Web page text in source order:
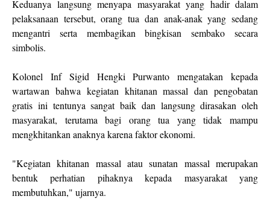
Keduanya langsung menyapa masyarakat yang hadir dalam
pelaksanaan tersebut, orang tua dan anak-anak yang sedang
mengantri serta membagikan bingkisan sembako secara
simbolis.
Kolonel Inf Sigid Hengki Purwanto mengatakan kepada
wartawan bahwa kegiatan khitanan massal dan pengobatan
gratis ini tentunya sangat baik dan langsung dirasakan oleh
masyarakat, terutama bagi orang tua yang tidak mampu
mengkhitankan anaknya karena faktor ekonomi.
"Kegiatan khitanan massal atau sunatan massal merupakan
bentuk perhatian pihaknya kepada masyarakat yang
membutuhkan," ujarnya.